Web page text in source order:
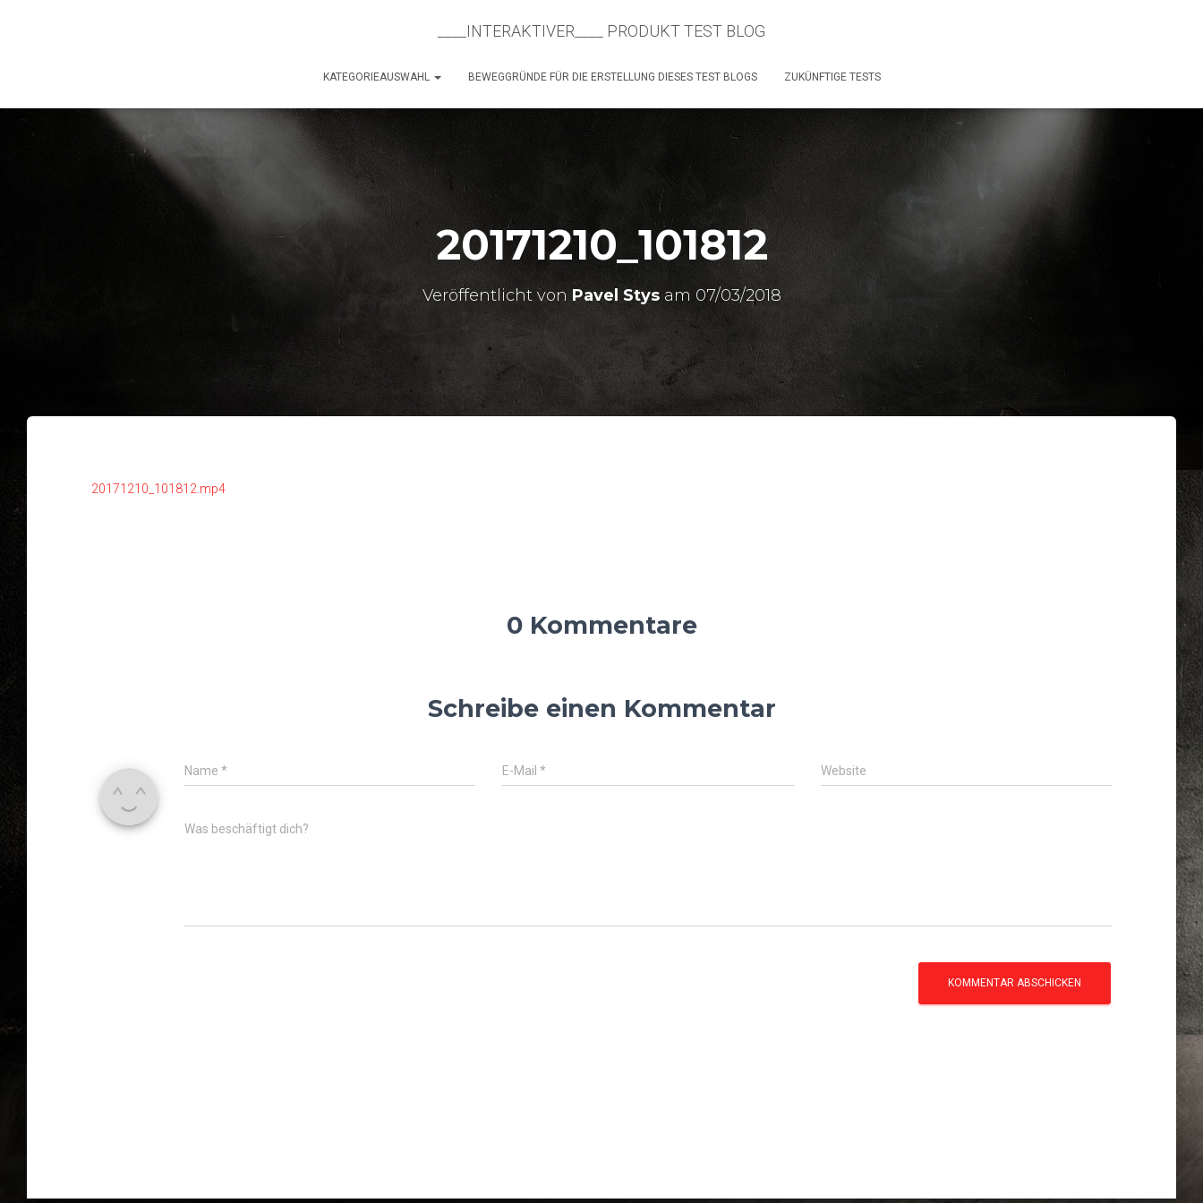
____INTERAKTIVER____ PRODUKT TEST BLOG
KATEGORIEAUSWAHL BEWEGGRÜNDE FÜR DIE ERSTELLUNG DIESES TEST BLOGS ZUKÜNFTIGE TESTS
20171210_101812
Veröffentlicht von Pavel Stysam 07/03/2018
20171210_101812.mp4
0 Kommentare
Schreibe einen Kommentar
Name * E-Mail* Website
Was beschäftigt dich?